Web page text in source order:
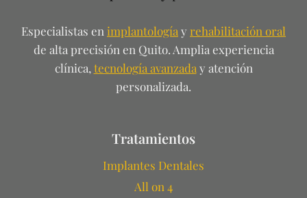
Especialistas en implantología y rehabilitación oral
de alta precisión en Quito. Amplia experiencia
clínica, tecnología avanzada y atención
personalizada.
Tratamientos
Implantes Dentales
All on 4